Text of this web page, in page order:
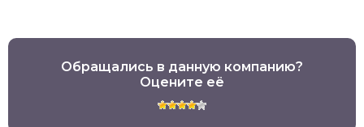
Обращались в данную компанию?
Оцените её